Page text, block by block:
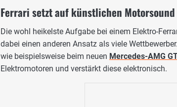
Ferrari setzt auf künstlichen Motorsound
Die wohl heikelste Aufgabe bei einem Elektro-
dabei einen anderen Ansatz als viele
wie beispielsweise beim neuen Mercedes-AMG
Elektromotoren und verstärkt diese elektronisch.